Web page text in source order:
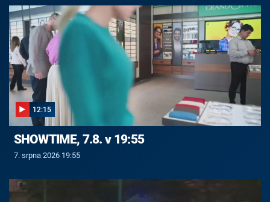
12:15
SHOWTIME, 7.8. v 19:55
7. srpna 2026 19:55